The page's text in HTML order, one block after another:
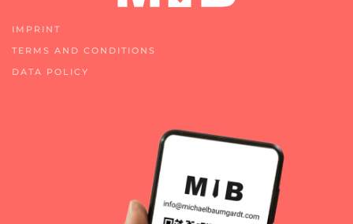
IMPRINT
TERMS AND CONDITIONS
DATA POLICY